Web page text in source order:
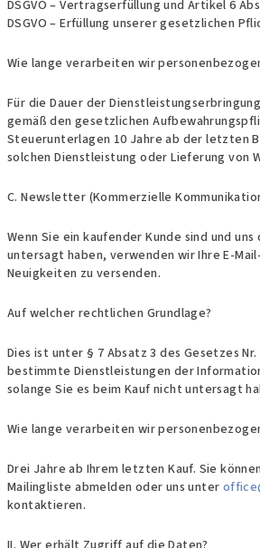
DSGVO – Vertragserfüllung und Artikel 6
DSGVO – Erfüllung unserer gesetzlichen
Wie lange verarbeiten wir
Für die Dauer der
gemäß den gesetzlichen
Steuerunterlagen 10 Jahre ab der letzten
solchen Dienstleistung oder Lieferung von
C. Newsletter (Kommerzielle
Wenn Sie ein kaufender Kunde sind und
untersagt haben, verwenden wir Ihre E-
Neuigkeiten zu versenden.
Auf welcher rechtlichen Grundlage?
Dies ist unter § 7 Absatz 3 des Gesetzes
bestimmte Dienstleistungen der
solange Sie es beim Kauf nicht untersagt
Wie lange verarbeiten wir
Drei Jahre ab Ihrem letzten Kauf. Sie
Mailingliste abmelden oder uns unter
kontaktieren.